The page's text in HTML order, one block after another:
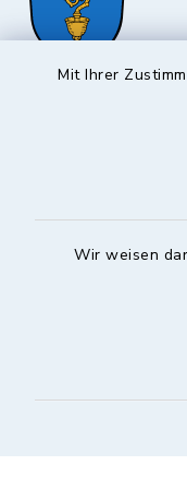
Mit Ihrer
Wir weisen
Hochstadt
09574